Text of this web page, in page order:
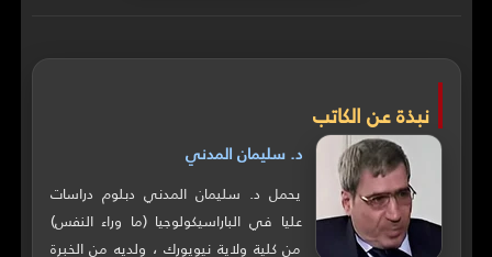
نبذة عن الكاتب
د. سليمان المدني
يحمل د. سليمان المدني دبلوم دراسات
عليا في الباراسيكولوجيا (ما وراء النفس)
من كلية ولاية نيويورك ، ولديه من الخبرة